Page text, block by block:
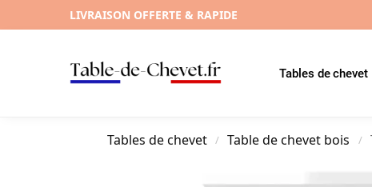
LIVRAISON OFFERTE & RAPIDE
Tables de chevet
Tables de chevet / Table de chevet bois /